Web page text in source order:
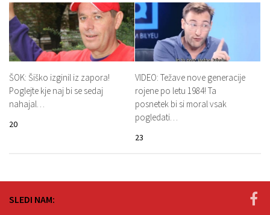
ŠOK: Šiško izginil iz zapora!
Poglejte kje naj bi se sedaj
nahajal…
20
VIDEO: Težave nove generacije
rojene po letu 1984! Ta
posnetek bi si moral vsak
pogledati…
23
SLEDI NAM: